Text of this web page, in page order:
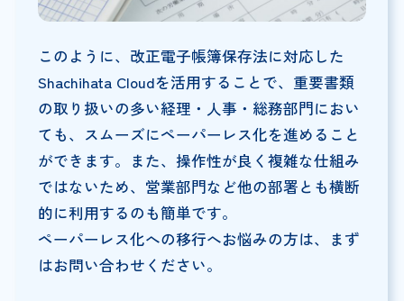
このように、改正電子帳簿保存法に対応した
Shachihata Cloudを活用することで、重要書類
の取り扱いの多い経理・人事・総務部門におい
ても、スムーズにペーパーレス化を進めること
ができます。また、操作性が良く複雑な仕組み
ではないため、営業部門など他の部署とも横断
的に利用するのも簡単です。
ペーパーレス化への移行へお悩みの方は、まず
はお問い合わせください。